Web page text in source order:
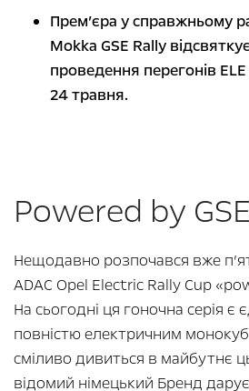
Прем’єра у справжньому
Mokka GSE Rally
проведення перегонів
24 травня.
Powered by GSE
Нещодавно розпочався вже
ADAC Opel Electric Rally Cup
На сьогодні ця гоночна серія є
повністю електричним
сміливо дивиться в майбутнє
відомий німецький Бренд